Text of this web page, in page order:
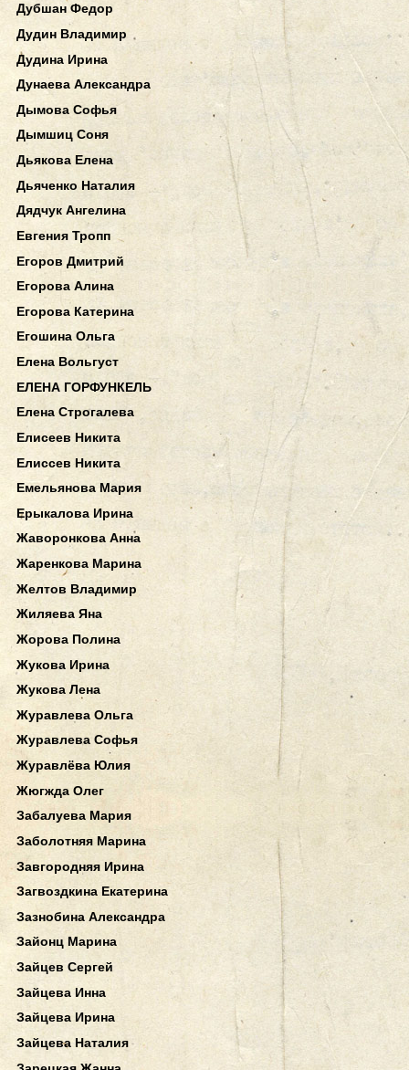
Дубшан Федор
Дудин Владимир
Дудина Ирина
Дунаева Александра
Дымова Софья
Дымшиц Соня
Дьякова Елена
Дьяченко Наталия
Дядчук Ангелина
Евгения Тропп
Егоров Дмитрий
Егорова Алина
Егорова Катерина
Егошина Ольга
Елена Вольгуст
ЕЛЕНА ГОРФУНКЕЛЬ
Елена Строгалева
Елисеев Никита
Елиссев Никита
Емельянова Мария
Ерыкалова Ирина
Жаворонкова Анна
Жаренкова Марина
Желтов Владимир
Жиляева Яна
Жорова Полина
Жукова Ирина
Жукова Лена
Журавлева Ольга
Журавлева Софья
Журавлёва Юлия
Жюгжда Олег
Забалуева Мария
Заболотняя Марина
Завгородняя Ирина
Загвоздкина Екатерина
Зазнобина Александра
Зайонц Марина
Зайцев Сергей
Зайцева Инна
Зайцева Ирина
Зайцева Наталия